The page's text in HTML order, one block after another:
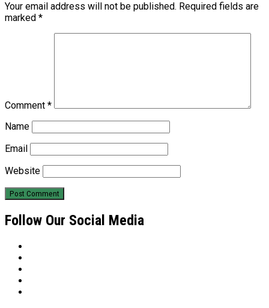
Your email address will not be published. Required fields are
marked *
Comment *
Name
Email
Website
Follow Our Social Media